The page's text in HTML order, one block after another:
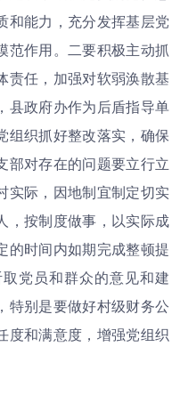
和能力，充分发挥基层党
范作用。二要积极主动抓
责任，加强对软弱涣散基
县政府办作为后盾指导单
组织抓好整改落实，确保
部对存在的问题要立行立
实际，因地制宜制定切实
，按制度做事，以实际成
的时间内如期完成整顿提
党员和群众的意见和建
特别是要做好村级财务公
度和满意度，增强党组织